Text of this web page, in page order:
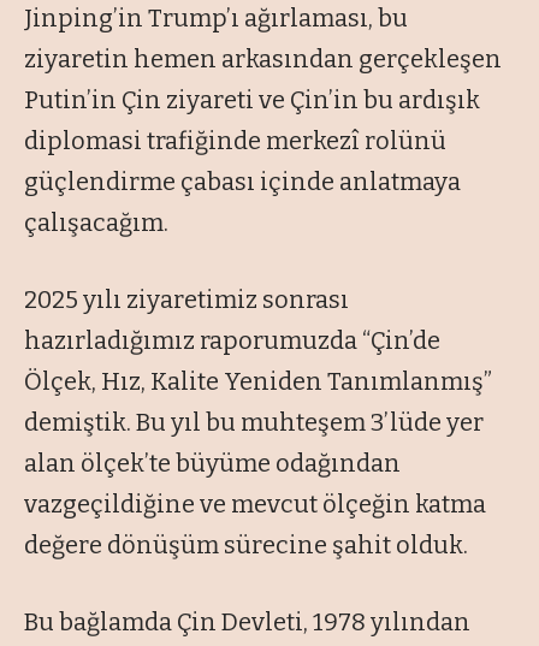
Jinping’in Trump’ı ağırlaması, bu
ziyaretin hemen arkasından gerçekleşen
Putin’in Çin ziyareti ve Çin’in bu ardışık
diplomasi trafiğinde merkezî rolünü
güçlendirme çabası içinde anlatmaya
çalışacağım.
2025 yılı ziyaretimiz sonrası
hazırladığımız raporumuzda “Çin’de
Ölçek, Hız, Kalite Yeniden Tanımlanmış”
demiştik. Bu yıl bu muhteşem 3’lüde yer
alan ölçek’te büyüme odağından
vazgeçildiğine ve mevcut ölçeğin katma
değere dönüşüm sürecine şahit olduk.
Bu bağlamda Çin Devleti, 1978 yılından